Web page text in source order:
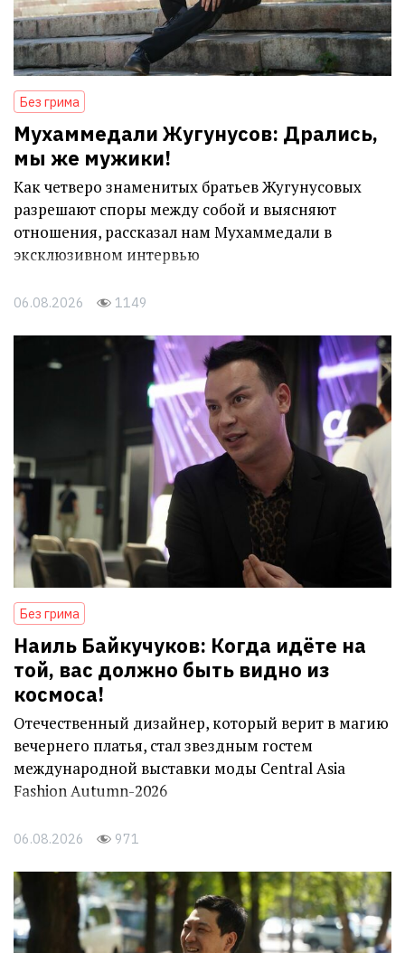
Без грима
Мухаммедали Жугунусов: Дрались,
мы же мужики!
Как четверо знаменитых братьев Жугунусовых
разрешают споры между собой и выясняют
отношения, рассказал нам Мухаммедали в
эксклюзивном интервью
06.08.2026 1149
Без грима
Наиль Байкучуков: Когда идёте на
той, вас должно быть видно из
космоса!
Отечественный дизайнер, который верит в магию
вечернего платья, стал звездным гостем
международной выставки моды Central Asia
Fashion Autumn-2026
06.08.2026 971